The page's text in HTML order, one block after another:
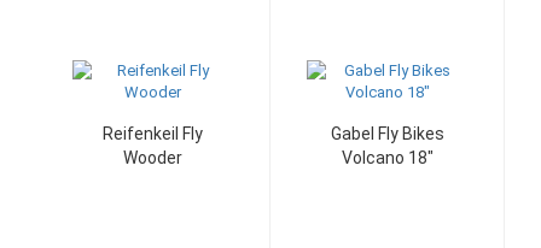
Reifenkeil Fly
Wooder
Gabel Fly Bikes
Volcano 18"